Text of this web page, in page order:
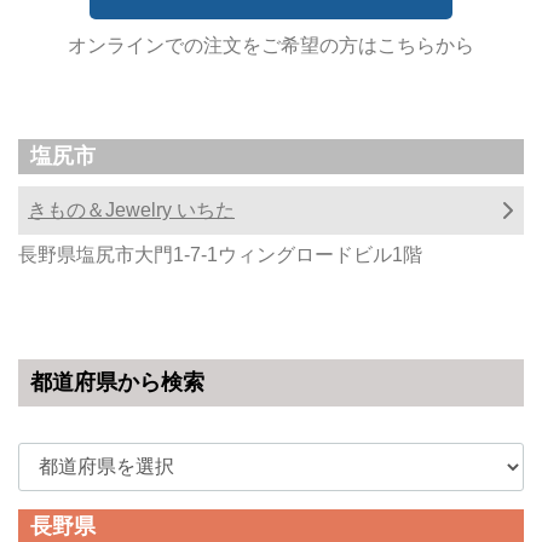
オンラインでの注文をご希望の方はこちらから
塩尻市
きもの＆Jewelry いちた
長野県塩尻市大門1-7-1ウィングロードビル1階
都道府県から検索
長野県